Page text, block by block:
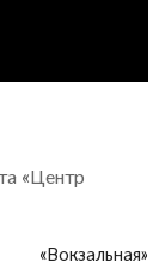
«Центр
«Вокзальная»